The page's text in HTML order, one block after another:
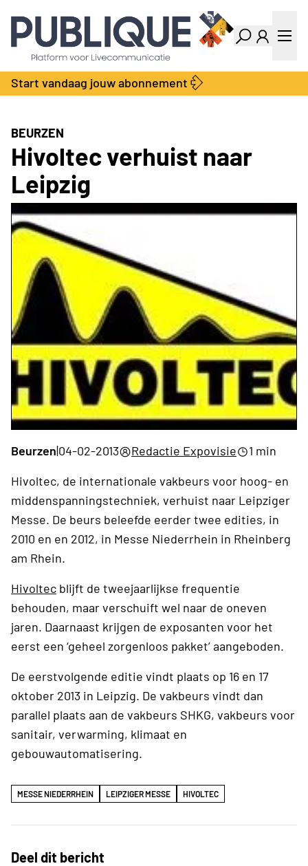
Industry Dashboard
Vacatures
Kalender
Producten
Bedrijvengids
Locatie Finder
Contact
Over ons
Adverteren
Abonnementen
Start vandaag jouw abonnement
BEURZEN
Hivoltec verhuist naar
Leipzig
Beurzen|04-02-2013 Redactie Expovisie
1 min
Hivoltec, de internationale vakbeurs voor hoog- en
middenspanningstechniek, verhuist naar Leipziger
Messe. De beurs beleefde eerder twee edities, in
2010 en en 2012, in Messe Niederrhein in Rheinberg
am Rhein.
Hivoltec blijft de tweejaarlijkse frequentie
behouden, maar verschuift wel naar de oneven
jaren. Daarnaast krijgen de exposanten voor het
eerst een ‘geheel zorgenloos pakket’ aangeboden.
De eerstvolgende editie vindt plaats op 16 en 17
oktober 2013 in Leipzig. De vakbeurs vindt dan
parallel plaats aan de vakbeurs SHKG, vakbeurs voor
sanitair, verwarming, klimaat en
gebouwautomatisering.
MESSE NIEDERRHEIN LEIPZIGER MESSE HIVOLTEC
Deel dit bericht